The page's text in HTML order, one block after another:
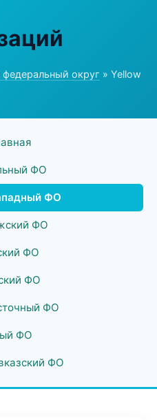
округ » Yellow
ФО
ФО
ФО
ФО
ФО
ФО
ФО
ФО